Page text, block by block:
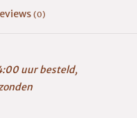
(0)
uur besteld,